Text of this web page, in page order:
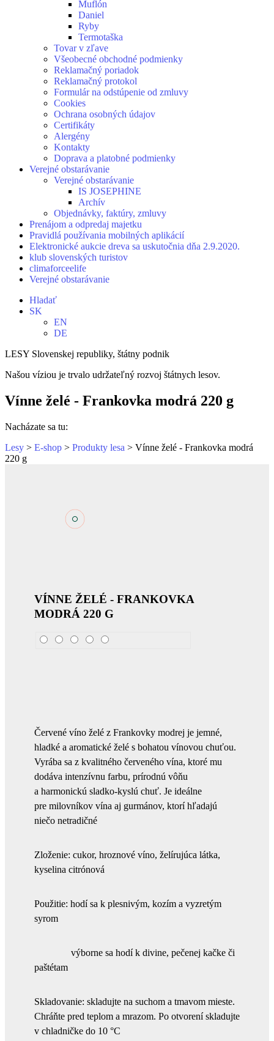
Muflón
Daniel
Ryby
Termotaška
Tovar v zľave
Všeobecné obchodné podmienky
Reklamačný poriadok
Reklamačný protokol
Formulár na odstúpenie od zmluvy
Cookies
Ochrana osobných údajov
Certifikáty
Alergény
Kontakty
Doprava a platobné podmienky
Verejné obstarávanie
Verejné obstarávanie
IS JOSEPHINE
Archív
Objednávky, faktúry, zmluvy
Prenájom a odpredaj majetku
Pravidlá používania mobilných aplikácií
Elektronické aukcie dreva sa uskutočnia dňa 2.9.2020.
klub slovenských turistov
climaforceelife
Verejné obstarávanie
Hladať
SK
EN
DE
LESY Slovenskej republiky, štátny podnik
Našou víziou je trvalo udržateľný rozvoj štátnych lesov.
Vínne želé - Frankovka modrá 220 g
Nacházate sa tu:
Lesy > E-shop > Produkty lesa > Vínne želé - Frankovka modrá
220 g
VÍNNE ŽELÉ - FRANKOVKA
MODRÁ 220 G
Červené víno želé z Frankovky modrej je jemné,
hladké a aromatické želé s bohatou vínovou chuťou.
Vyrába sa z kvalitného červeného vína, ktoré mu
dodáva intenzívnu farbu, prírodnú vôňu
a harmonickú sladko‑kyslú chuť. Je ideálne
pre milovníkov vína aj gurmánov, ktorí hľadajú
niečo netradičné
Zloženie: cukor, hroznové víno, želírujúca látka,
kyselina citrónová
Použitie: hodí sa k plesnivým, kozím a vyzretým
syrom
výborne sa hodí k divine, pečenej kačke či
paštétam
Skladovanie: skladujte na suchom a tmavom mieste.
Chráňte pred teplom a mrazom. Po otvorení skladujte
v chladničke do 10 °C